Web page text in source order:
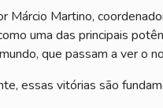
Márcio Martino,
uma das principais
que passam a ver o
essas vitórias são